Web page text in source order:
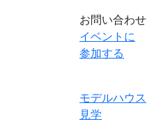
お問い合わせ
イベントに
参加する
モデルハウス
見学